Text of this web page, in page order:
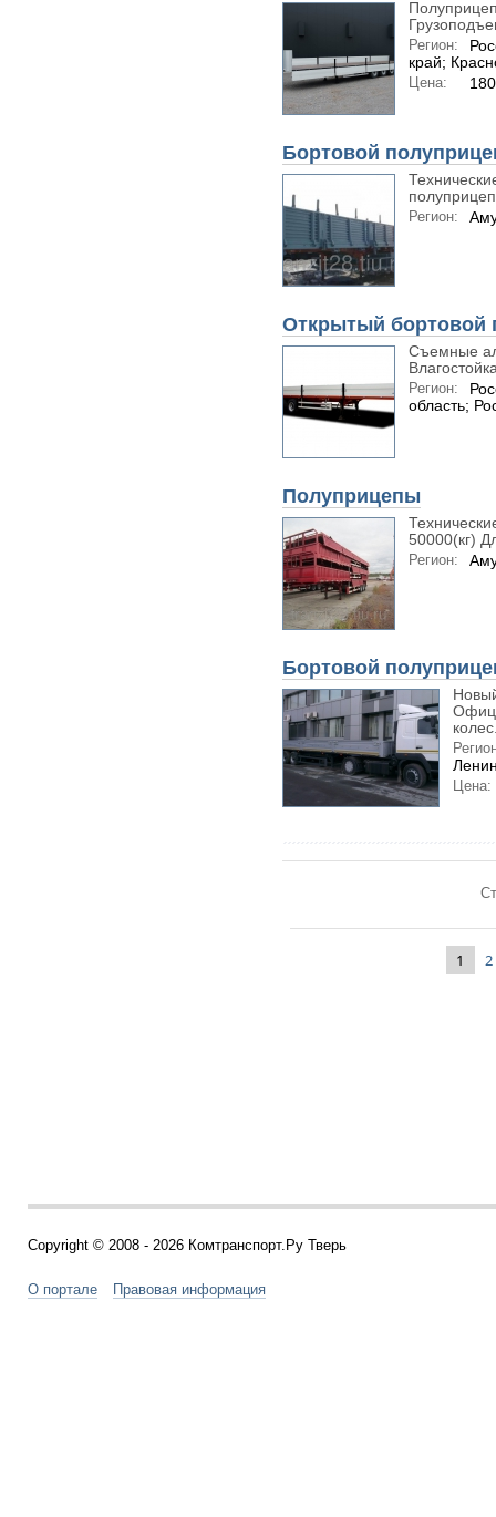
Регион:
край;
Цена:
Бортовой
Регион:
Открытый бортовой
Съемные
Регион:
область;
Полуприцепы
50000(кг)
Регион:
Бортовой
Цена:
1 2
Copyright © 2008 - 2026 Комтранспорт.Ру Тверь
О портале Правовая информация